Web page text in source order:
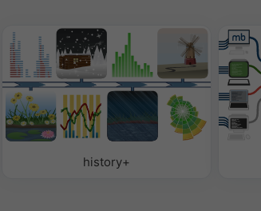
history+